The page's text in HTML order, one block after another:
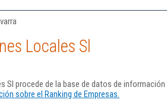
Locales Sl
Sl procede de la base de datos de información
sobre el Ranking de Empresas.